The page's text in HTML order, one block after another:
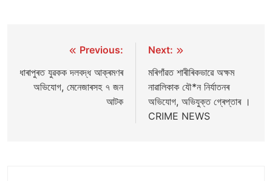
navigation
Previous:
ধাৰাপুৰত যুৱকক দলবদ্ধ আক্ৰমণৰ
অভিযোগ, মেনেজাৰসহ ৭ জন
আটক
Next:
মৰিগাঁৱত শাৰীৰিকভাৱে অক্ষম
নাৱালিকাক যৌ*ন নিৰ্যাতনৰ
অভিযোগ, অভিযুক্ত গ্ৰেপ্তাৰ ।
CRIME NEWS